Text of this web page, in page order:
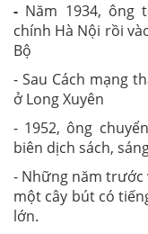
- Năm 1934, ông
chính Hà Nội rồi
Bộ
- Sau Cách mạng
ở Long Xuyên
- 1952, ông
biên dịch sách,
- Những năm trước
một cây bút có
lớn.